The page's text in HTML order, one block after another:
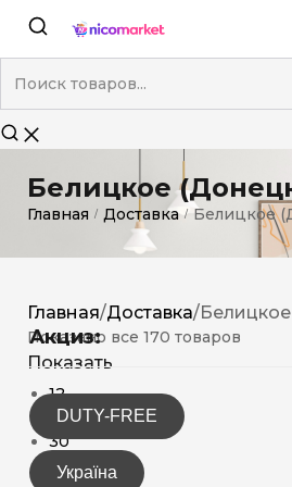
Белицкое
Главная / Доставка / Белицкое
Акциз:
DUTY-FREE
Україна
Главная/Доставка/
Показано все 170 товаров
Показать
12
15
30